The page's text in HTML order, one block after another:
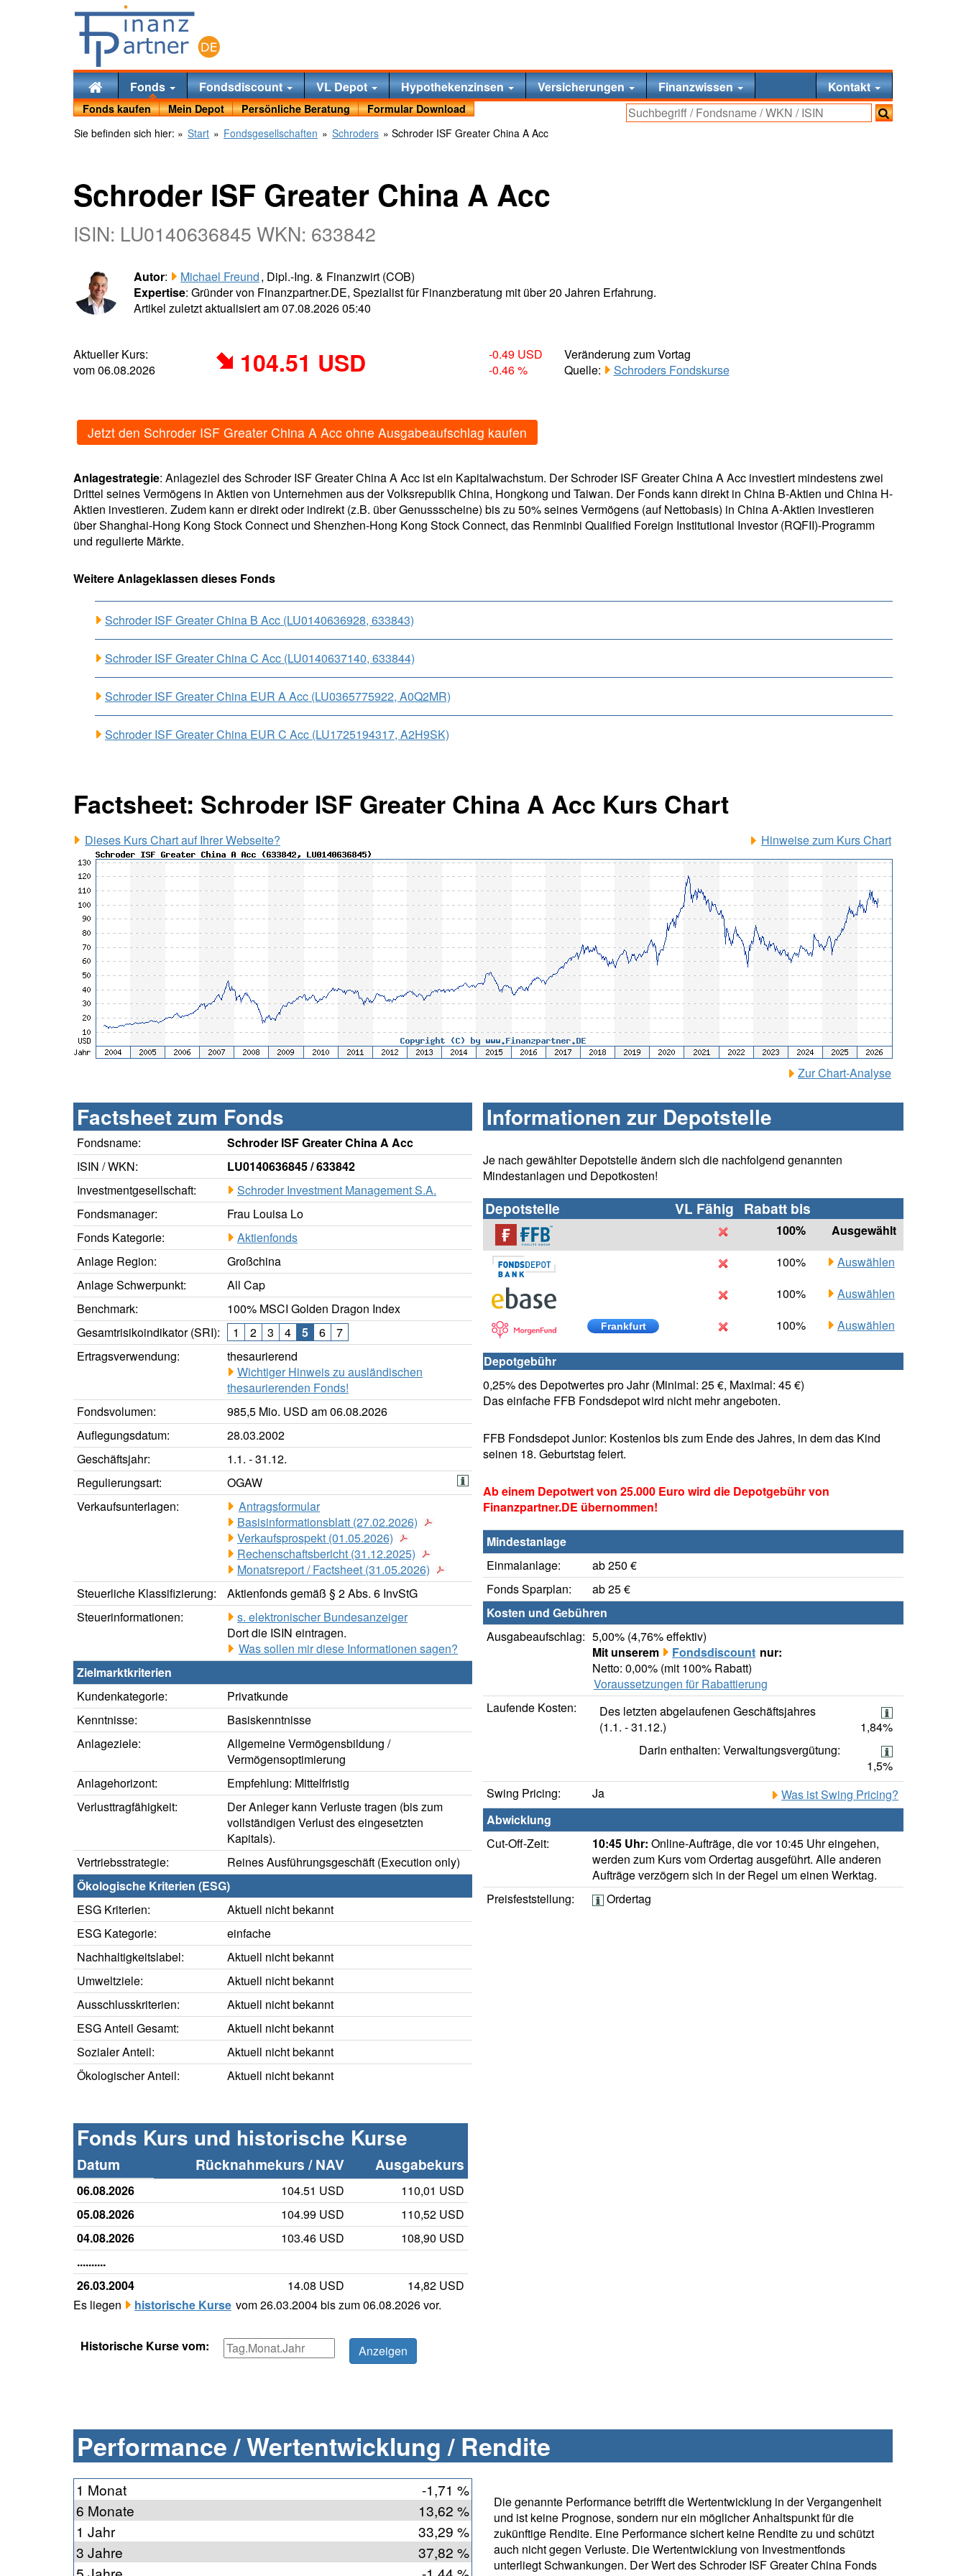
Fonds Fondsdiscount VL Depot Hypothekenzinsen Versicherungen Finanzwissen Kontakt
Fonds kaufen Mein Depot Persönliche Beratung
Formular Download
Sie befinden sich hier: » Start » Fondsgesellschaften » Schroders » Schroder ISF Greater China A Acc
Schroder ISF Greater China A Acc
ISIN: LU0140636845 WKN: 633842
Autor: Michael Freund, Dipl.-Ing. & Finanzwirt (COB)
Expertise: Gründer von Finanzpartner.DE, Spezialist für Finanzberatung mit über 20 Jahren Erfahrung.
Artikel zuletzt aktualisiert am 07.08.2026 05:40
Aktueller Kurs:
vom 06.08.2026
104.51 USD
-0.49 USD
-0.46 %
Veränderung zum Vortag
Quelle:
Schroders Fondskurse
Jetzt den Schroder ISF Greater China A Acc ohne Ausgabeaufschlag kaufen
Anlagestrategie: Anlageziel des Schroder ISF Greater China A Acc ist ein Kapitalwachstum. Der Schroder ISF Greater China A Acc investiert mindestens zwei
Drittel seines Vermögens in Aktien von Unternehmen aus der Volksrepublik China, Hongkong und Taiwan. Der Fonds kann direkt in China B-Aktien und China H-
Aktien investieren. Zudem kann er direkt oder indirekt (z.B. über Genussscheine) bis zu 50% seines Vermögens (auf Nettobasis) in China A-Aktien investieren
über Shanghai-Hong Kong Stock Connect und Shenzhen-Hong Kong Stock Connect, das Renminbi Qualified Foreign Institutional Investor (RQFII)-Programm
und regulierte Märkte.
Weitere Anlageklassen dieses Fonds
Schroder ISF Greater China B Acc (LU0140636928, 633843)
Schroder ISF Greater China C Acc (LU0140637140, 633844)
Schroder ISF Greater China EUR A Acc (LU0365775922, A0Q2MR)
Schroder ISF Greater China EUR C Acc (LU1725194317, A2H9SK)
Factsheet: Schroder ISF Greater China A Acc Kurs Chart
Dieses Kurs Chart auf Ihrer Webseite? Hinweise zum Kurs Chart
Zur Chart-Analyse
Factsheet zum Fonds
Fondsname:
Schroder ISF Greater China A Acc
ISIN / WKN:
LU0140636845 / 633842
Investmentgesellschaft:
Schroder Investment Management S.A.
Fondsmanager:
Frau Louisa Lo
Fonds Kategorie:
Aktienfonds
Anlage Region:
Großchina
Anlage Schwerpunkt:
All Cap
Benchmark:
100% MSCI Golden Dragon Index
Gesamtrisikoindikator (SRI):
1 2 3 4 5 6
7
Ertragsverwendung:
thesaurierend
Wichtiger Hinweis zu ausländischen
thesaurierenden Fonds!
Fondsvolumen:
985,5 Mio. USD am 06.08.2026
Auflegungsdatum:
28.03.2002
Geschäftsjahr:
1.1. - 31.12.
Regulierungsart:
OGAW
Verkaufsunterlagen:
Antragsformular
Basisinformationsblatt (27.02.2026)
Verkaufsprospekt (01.05.2026)
Rechenschaftsbericht (31.12.2025)
Monatsreport / Factsheet (31.05.2026)
Steuerliche Klassifizierung:
Aktienfonds gemäß § 2 Abs. 6 InvStG
Steuerinformationen:
s. elektronischer Bundesanzeiger
Dort die ISIN eintragen.
Was sollen mir diese Informationen sagen?
Zielmarktkriterien
Kundenkategorie:
Privatkunde
Kenntnisse:
Basiskenntnisse
Anlageziele:
Allgemeine Vermögensbildung /
Vermögensoptimierung
Anlagehorizont:
Empfehlung: Mittelfristig
Verlusttragfähigkeit:
Der Anleger kann Verluste tragen (bis zum
vollständigen Verlust des eingesetzten
Kapitals).
Vertriebsstrategie:
Reines Ausführungsgeschäft (Execution only)
Ökologische Kriterien (ESG)
ESG Kriterien:
Aktuell nicht bekannt
ESG Kategorie:
einfache
Nachhaltigkeitslabel:
Aktuell nicht bekannt
Umweltziele:
Aktuell nicht bekannt
Ausschlusskriterien:
Aktuell nicht bekannt
ESG Anteil Gesamt:
Aktuell nicht bekannt
Sozialer Anteil:
Aktuell nicht bekannt
Ökologischer Anteil:
Aktuell nicht bekannt
Fonds Kurs und historische Kurse
Datum Rücknahmekurs / NAV Ausgabekurs
06.08.2026 104.51 USD
110,01 USD
05.08.2026
104.99 USD
110,52 USD
04.08.2026
103.46 USD
108,90 USD
..........
26.03.2004
14.08 USD
14,82 USD
Es liegen
historische Kurse vom 26.03.2004 bis zum 06.08.2026 vor.
Historische Kurse vom:
Informationen zur Depotstelle
Je nach gewählter Depotstelle ändern sich die nachfolgend genannten
Mindestanlagen und Depotkosten!
Depotstelle VL Fähig Rabatt bis
100%
Ausgewählt
100%
Auswählen
100%
Auswählen
Frankfurt 100% Auswählen
Depotgebühr
0,25% des Depotwertes pro Jahr (Minimal: 25 €, Maximal: 45 €)
Das einfache FFB Fondsdepot wird nicht mehr angeboten.
FFB Fondsdepot Junior: Kostenlos bis zum Ende des Jahres, in dem das Kind
seinen 18. Geburtstag feiert.
Ab einem Depotwert von 25.000 Euro wird die Depotgebühr von
Finanzpartner.DE übernommen!
Mindestanlage
Einmalanlage:
ab 250 €
Fonds Sparplan:
ab 25 €
Kosten und Gebühren
Ausgabeaufschlag: 5,00% (4,76% effektiv)
Mit unserem
Fondsdiscount nur:
Netto: 0,00% (mit 100% Rabatt)
Voraussetzungen für Rabattierung
Laufende Kosten:
Des letzten abgelaufenen Geschäftsjahres
(1.1. - 31.12.)
1,84%
Darin enthalten: Verwaltungsvergütung:
1,5%
Swing Pricing:
Ja
Was ist Swing Pricing?
Abwicklung
Cut-Off-Zeit:
10:45 Uhr: Online-Aufträge, die vor 10:45 Uhr eingehen,
werden zum Kurs vom Ordertag ausgeführt. Alle anderen
Aufträge verzögern sich in der Regel um einen Werktag.
Preisfeststellung:
Ordertag
Performance / Wertentwicklung / Rendite
1 Monat
-1,71 %
6 Monate
13,62 %
1 Jahr
33,29 %
3 Jahre
37,82 %
Die genannte Performance betrifft die Wertentwicklung in der Vergangenheit
und ist keine Prognose, sondern nur ein möglicher Anhaltspunkt für die
zukünftige Rendite. Eine Performance sichert keine Rendite zu und schützt
auch nicht gegen Verluste. Die Wertentwicklung von Investmentfonds
unterliegt Schwankungen. Der Wert des Schroder ISF Greater China Fonds